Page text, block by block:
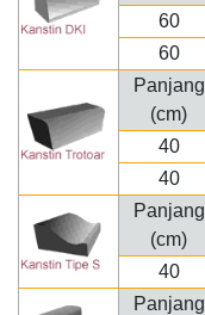
60
60
Panjang
(cm)
40
40
Panjang
(cm)
40
Panjang